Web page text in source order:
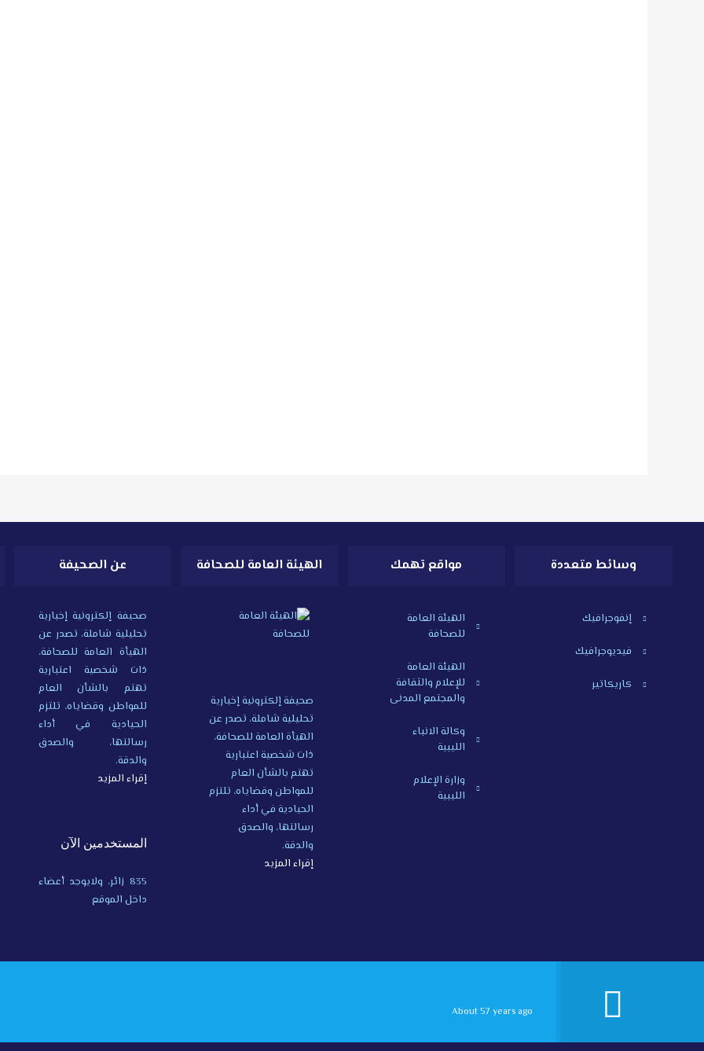
وسائط متعددة
إنفوجرافيك
فيديوجرافيك
كاريكاتير
مواقع تهمك
الهيئة العامة
للصحافة
الهيئة العامة
للإعلام والثقافة
والمجتمع المدنى
وكالة الانباء
الليبية
وزارة الإعلام
الليبية
الهيئة العامة للصحافة
صحيفة إلكترونية إخبارية
تحليلية شاملة، تصدر عن
الهيأة العامة للصحافة،
ذات شخصية اعتبارية
تهتم بالشأن العام
للمواطن وقضاياه، تلتزم
الحيادية في أداء
رسالتها، والصدق
والدقة.
إقراء المزيد
عن الصحيفة
صحيفة إلكترونية إخبارية
تحليلية شاملة، تصدر عن
الهيأة العامة للصحافة،
ذات شخصية اعتبارية
تهتم بالشأن العام
للمواطن وقضاياه، تلتزم
الحيادية في أداء
رسالتها، والصدق
والدقة.
إقراء المزيد
المستخدمين الآن
835 زائر، ولايوجد أعضاء
داخل الموقع
About 57 years ago